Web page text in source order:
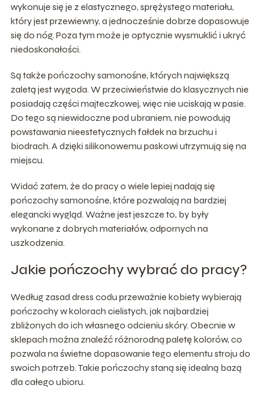
wykonuje się je z elastycznego, sprężystego materiału,
który jest przewiewny, a jednocześnie dobrze dopasowuje
się do nóg. Poza tym może je optycznie wysmuklić i ukryć
niedoskonałości.
Są także pończochy samonośne, których największą
zaletą jest wygoda. W przeciwieństwie do klasycznych nie
posiadają części majteczkowej, więc nie uciskają w pasie.
Do tego są niewidoczne pod ubraniem, nie powodują
powstawania nieestetycznych fałdek na brzuchu i
biodrach. A dzięki silikonowemu paskowi utrzymują się na
miejscu.
Widać zatem, że do pracy o wiele lepiej nadają się
pończochy samonośne, które pozwalają na bardziej
elegancki wygląd. Ważne jest jeszcze to, by były
wykonane z dobrych materiałów, odpornych na
uszkodzenia.
Jakie pończochy wybrać do pracy?
Według zasad dress codu przeważnie kobiety wybierają
pończochy w kolorach cielistych, jak najbardziej
zbliżonych do ich własnego odcieniu skóry. Obecnie w
sklepach można znaleźć różnorodną paletę kolorów, co
pozwala na świetne dopasowanie tego elementu stroju do
swoich potrzeb. Takie pończochy staną się idealną bazą
dla całego ubioru.